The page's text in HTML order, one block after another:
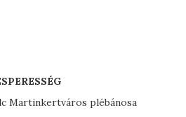
Martinkertváros plébánosa